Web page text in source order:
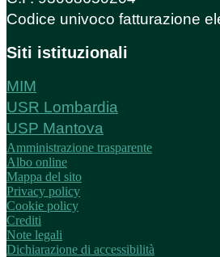
Codice univoco fatturazione
Siti istituzionali
MIM
USR Lombardia
USP Mantova
Amministrazione trasparente
Albo online
Mappa del sito
Privacy policy
Cookie policy
Crediti
Note legali
Dichiarazione di accessibilità